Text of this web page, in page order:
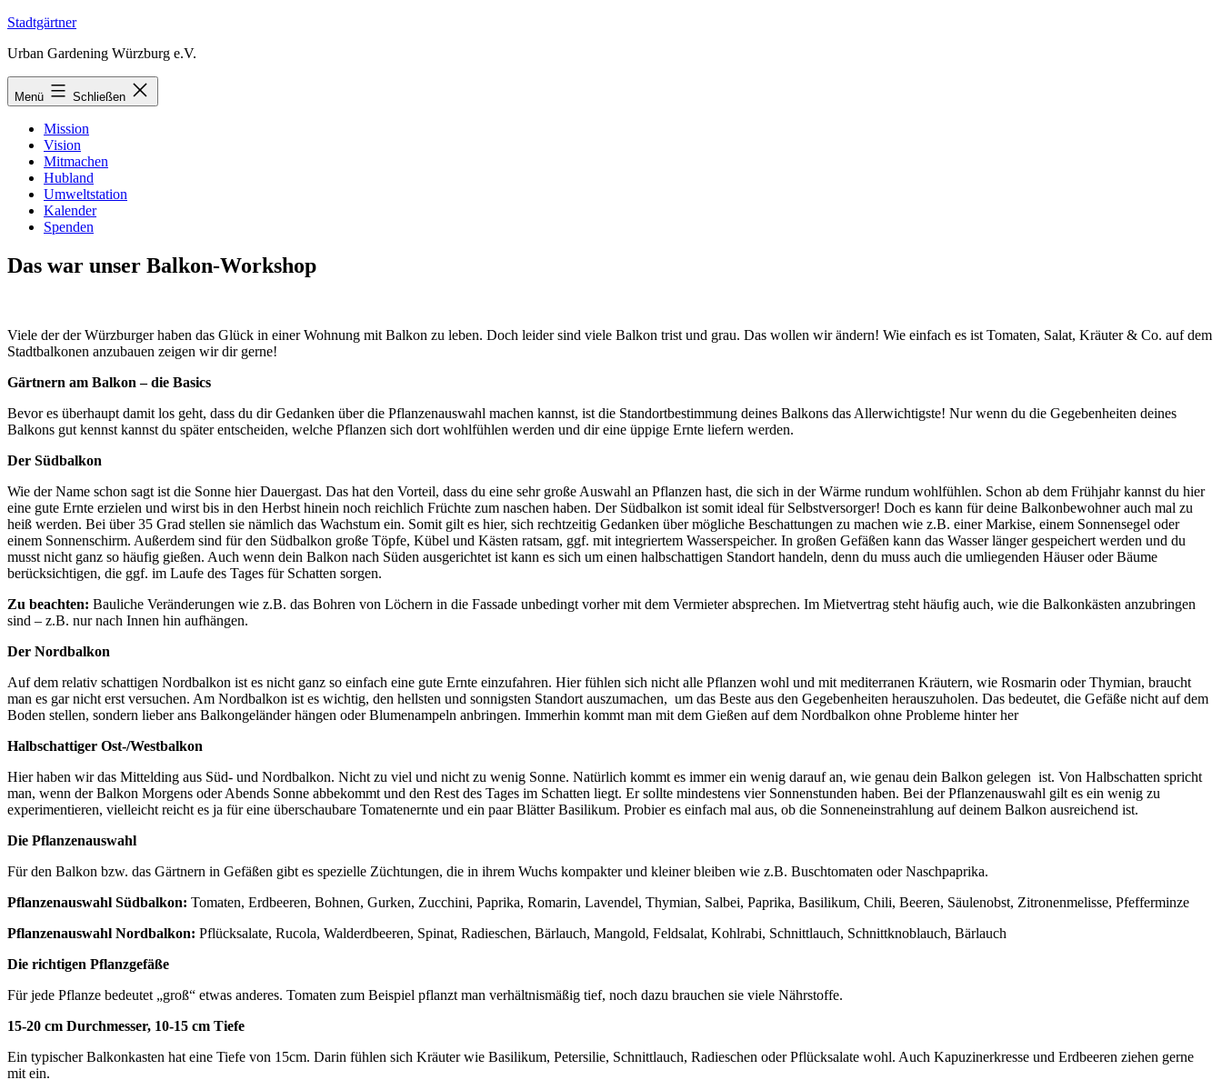
Zum
springen
Stadtgärtner
Urban Gardening Würzburg e.V.
Menü Schließen
Mission
Vision
Mitmachen
Hubland
Umweltstation
Kalender
Spenden
Das war unser Balkon-Workshop
Viele der der Würzburger haben das Glück in einer Wohnung mit Balkon zu leben. Doch leider sind viele Balkon trist und grau. Das wollen wir ändern! Wie einfach es ist Tomaten, Salat, Kräuter & Co. auf dem
Stadtbalkonen anzubauen zeigen wir dir gerne!
Gärtnern am Balkon – die Basics
Bevor es überhaupt damit los geht, dass du dir Gedanken über die Pflanzenauswahl machen kannst, ist die Standortbestimmung deines Balkons das Allerwichtigste! Nur wenn du die Gegebenheiten deines
Balkons gut kennst kannst du später entscheiden, welche Pflanzen sich dort wohlfühlen werden und dir eine üppige Ernte liefern werden.
Der Südbalkon
Wie der Name schon sagt ist die Sonne hier Dauergast. Das hat den Vorteil, dass du eine sehr große Auswahl an Pflanzen hast, die sich in der Wärme rundum wohlfühlen. Schon ab dem Frühjahr kannst du hier
eine gute Ernte erzielen und wirst bis in den Herbst hinein noch reichlich Früchte zum naschen haben. Der Südbalkon ist somit ideal für Selbstversorger! Doch es kann für deine Balkonbewohner auch mal zu
heiß werden. Bei über 35 Grad stellen sie nämlich das Wachstum ein. Somit gilt es hier, sich rechtzeitig Gedanken über mögliche Beschattungen zu machen wie z.B. einer Markise, einem Sonnensegel oder
einem Sonnenschirm. Außerdem sind für den Südbalkon große Töpfe, Kübel und Kästen ratsam, ggf. mit integriertem Wasserspeicher. In großen Gefäßen kann das Wasser länger gespeichert werden und du
musst nicht ganz so häufig gießen. Auch wenn dein Balkon nach Süden ausgerichtet ist kann es sich um einen halbschattigen Standort handeln, denn du muss auch die umliegenden Häuser oder Bäume
berücksichtigen, die ggf. im Laufe des Tages für Schatten sorgen.
Zu beachten: Bauliche Veränderungen wie z.B. das Bohren von Löchern in die Fassade unbedingt vorher mit dem Vermieter absprechen. Im Mietvertrag steht häufig auch, wie die Balkonkästen anzubringen
sind – z.B. nur nach Innen hin aufhängen.
Der Nordbalkon
Auf dem relativ schattigen Nordbalkon ist es nicht ganz so einfach eine gute Ernte einzufahren. Hier fühlen sich nicht alle Pflanzen wohl und mit mediterranen Kräutern, wie Rosmarin oder Thymian, braucht
man es gar nicht erst versuchen. Am Nordbalkon ist es wichtig, den hellsten und sonnigsten Standort auszumachen, um das Beste aus den Gegebenheiten herauszuholen. Das bedeutet, die Gefäße nicht auf dem
Boden stellen, sondern lieber ans Balkongeländer hängen oder Blumenampeln anbringen. Immerhin kommt man mit dem Gießen auf dem Nordbalkon ohne Probleme hinter her
Halbschattiger Ost-/Westbalkon
Hier haben wir das Mittelding aus Süd- und Nordbalkon. Nicht zu viel und nicht zu wenig Sonne. Natürlich kommt es immer ein wenig darauf an, wie genau dein Balkon gelegen ist. Von Halbschatten spricht
man, wenn der Balkon Morgens oder Abends Sonne abbekommt und den Rest des Tages im Schatten liegt. Er sollte mindestens vier Sonnenstunden haben. Bei der Pflanzenauswahl gilt es ein wenig zu
experimentieren, vielleicht reicht es ja für eine überschaubare Tomatenernte und ein paar Blätter Basilikum. Probier es einfach mal aus, ob die Sonneneinstrahlung auf deinem Balkon ausreichend ist.
Die Pflanzenauswahl
Für den Balkon bzw. das Gärtnern in Gefäßen gibt es spezielle Züchtungen, die in ihrem Wuchs kompakter und kleiner bleiben wie z.B. Buschtomaten oder Naschpaprika.
Pflanzenauswahl Südbalkon: Tomaten, Erdbeeren, Bohnen, Gurken, Zucchini, Paprika, Romarin, Lavendel, Thymian, Salbei, Paprika, Basilikum, Chili, Beeren, Säulenobst, Zitronenmelisse, Pfefferminze
Pflanzenauswahl Nordbalkon: Pflücksalate, Rucola, Walderdbeeren, Spinat, Radieschen, Bärlauch, Mangold, Feldsalat, Kohlrabi, Schnittlauch, Schnittknoblauch, Bärlauch
Die richtigen Pflanzgefäße
Für jede Pflanze bedeutet „groß“ etwas anderes. Tomaten zum Beispiel pflanzt man verhältnismäßig tief, noch dazu brauchen sie viele Nährstoffe.
15-20 cm Durchmesser, 10-15 cm Tiefe
Ein typischer Balkonkasten hat eine Tiefe von 15cm. Darin fühlen sich Kräuter wie Basilikum, Petersilie, Schnittlauch, Radieschen oder Pflücksalate wohl. Auch Kapuzinerkresse und Erdbeeren ziehen gerne
mit ein.